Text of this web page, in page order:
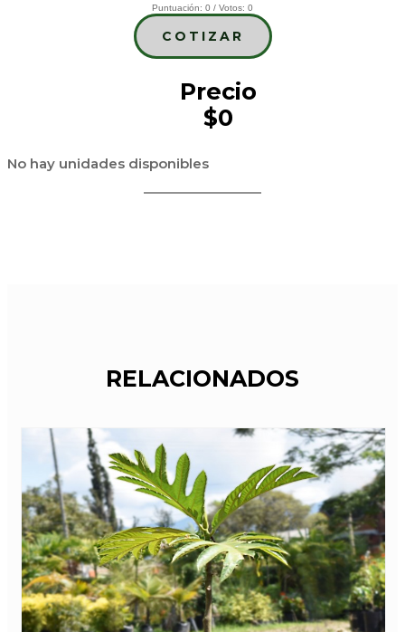
Puntuación: 0 / Votos: 0
COTIZAR
Precio
$0
No hay unidades disponibles
RELACIONADOS